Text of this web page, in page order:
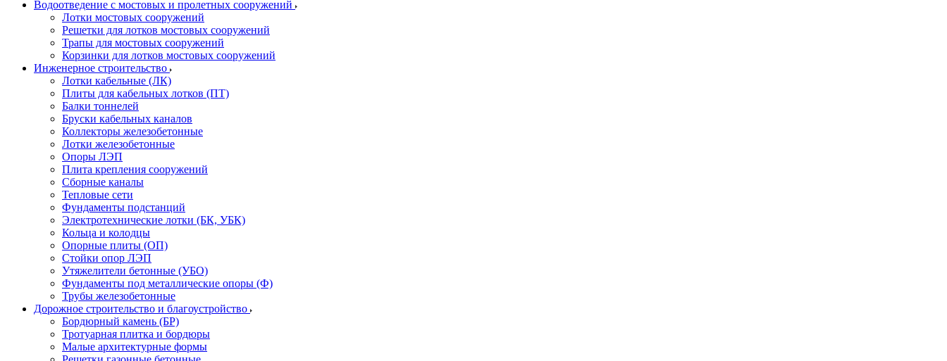
Водоотведение с мостовых и пролетных сооружений
Лотки мостовых сооружений
Решетки для лотков мостовых сооружений
Трапы для мостовых сооружений
Корзинки для лотков мостовых сооружений
Инженерное строительство
Лотки кабельные (ЛК)
Плиты для кабельных лотков (ПТ)
Балки тоннелей
Бруски кабельных каналов
Коллекторы железобетонные
Лотки железобетонные
Опоры ЛЭП
Плита крепления сооружений
Сборные каналы
Тепловые сети
Фундаменты подстанций
Электротехнические лотки (БК, УБК)
Кольца и колодцы
Опорные плиты (ОП)
Стойки опор ЛЭП
Утяжелители бетонные (УБО)
Фундаменты под металлические опоры (Ф)
Трубы железобетонные
Дорожное строительство и благоустройство
Бордюрный камень (БР)
Тротуарная плитка и бордюры
Малые архитектурные формы